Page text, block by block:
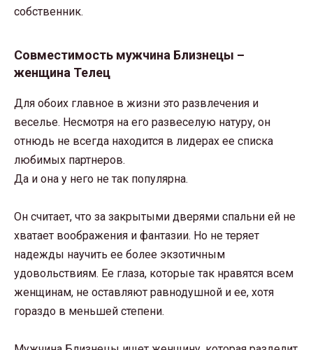
собственник.
Совместимость мужчина Близнецы –
женщина Телец
Для обоих главное в жизни это развлечения и
веселье. Несмотря на его развеселую натуру, он
отнюдь не всегда находится в лидерах ее списка
любимых партнеров.
Да и она у него не так популярна.
Он считает, что за закрытыми дверями спальни ей не
хватает воображения и фантазии. Но не теряет
надежды научить ее более экзотичным
удовольствиям. Ее глаза, которые так нравятся всем
женщинам, не оставляют равнодушной и ее, хотя
гораздо в меньшей степени.